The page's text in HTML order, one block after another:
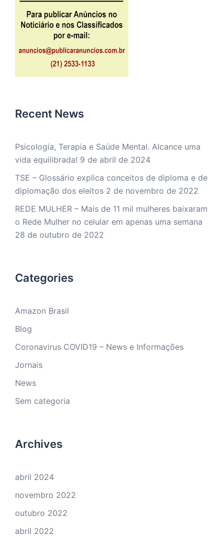
Recent News
Psicologia, Terapia e Saúde Mental. Alcance uma
vida equilibrada! 9 de abril de 2024
TSE – Glossário explica conceitos de diploma e de
diplomação dos eleitos 2 de novembro de 2022
REDE MULHER – Mais de 11 mil mulheres baixaram
o Rede Mulher no celular em apenas uma semana
28 de outubro de 2022
Categories
Amazon Brasil
Blog
Coronavirus COVID19 – News e Informações
Jornais
News
Sem categoria
Archives
abril 2024
novembro 2022
outubro 2022
abril 2022